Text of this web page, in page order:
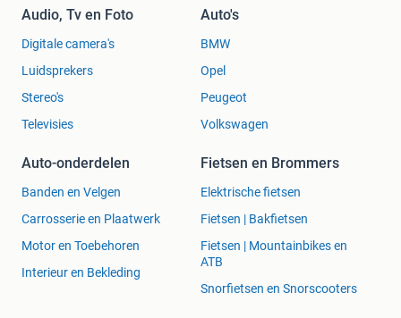
Audio, Tv en Foto
Digitale camera's
Luidsprekers
Stereo's
Televisies
Auto's
BMW
Opel
Peugeot
Volkswagen
Auto-onderdelen
Banden en Velgen
Carrosserie en Plaatwerk
Motor en Toebehoren
Interieur en Bekleding
Fietsen en Brommers
Elektrische fietsen
Fietsen | Bakfietsen
Fietsen | Mountainbikes en
ATB
Snorfietsen en Snorscooters